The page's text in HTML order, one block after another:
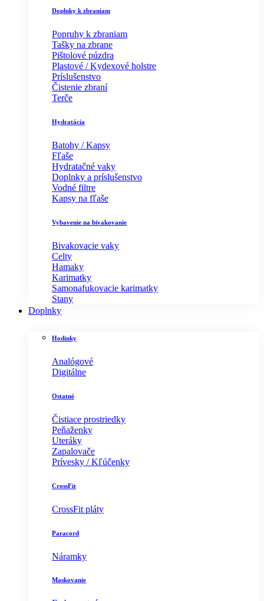
Doplnky k zbraniam
Popruhy k zbraniam
Tašky na zbrane
Pištolové púzdra
Plastové / Kydexové holstre
Príslušenstvo
Čistenie zbraní
Terče
Hydratácia
Batohy / Kapsy
Fľaše
Hydratačné vaky
Doplnky a príslušenstvo
Vodné filtre
Kapsy na fľaše
Vybavenie na bivakovanie
Bivakovacie vaky
Celty
Hamaky
Karimatky
Samonafukovacie karimatky
Stany
Doplnky
Hodinky
Analógové
Digitálne
Ostatné
Čistiace prostriedky
Peňaženky
Uteráky
Zapalovače
Prívesky / Kľúčenky
CrossFit
CrossFit pláty
Paracord
Náramky
Maskovanie